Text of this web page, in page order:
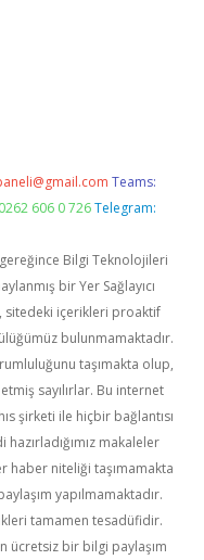
Teams:
606 0 726 Telegram:
gereğince Bilgi Teknolojileri
bir Yer Sağlayıcı
sitedeki içerikleri proaktif
bulunmamaktadır.
taşımakta olup,
sayılırlar. Bu internet
şirketi ile hiçbir bağlantısı
makaleler
haber niteliği taşımamakta
yapılmamaktadır.
tamamen tesadüfidir.
ücretsiz bir bilgi paylaşım